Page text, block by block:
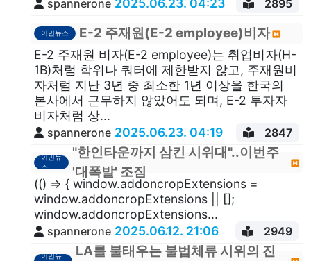
spannerone 2025.06.23. 04:23 2895
이민뉴스 E-2 주재원(E-2 employee)비자
E-2 주재원 비자(E-2 employee)는 취업비자(H-
1B)처럼 학위나 쿼터에 제한받지 않고, 주재원비
자처럼 지난 3년 중 최소한 1년 이상을 한국의
본사에서 근무하지 않았어도 되며, E-2 투자자
비자처럼 상...
spannerone 2025.06.23. 04:19 2847
이민뉴
스
"한인타운까지 삼킨 시위대"..이번주
'대폭발' 조짐
(() => { window.addoncropExtensions =
window.addoncropExtensions || [];
window.addoncropExtensions...
spannerone 2025.06.12. 21:06 2949
이민뉴
LA를 불태우는 불법체류 시위의 진